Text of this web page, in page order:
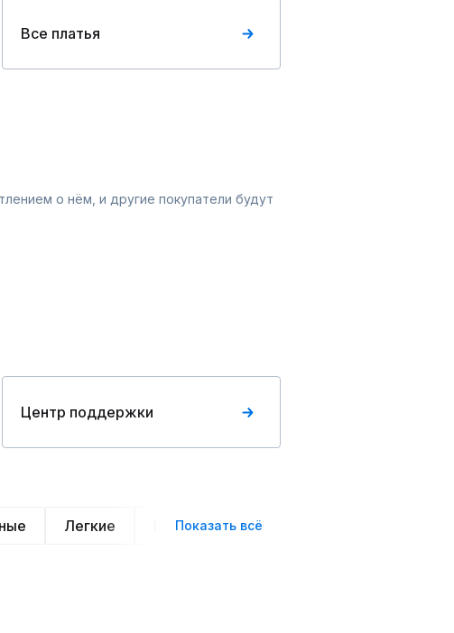
Все платья
о нём, и другие покупатели будут
Центр поддержки
Легкие Нарядные
Показать всё